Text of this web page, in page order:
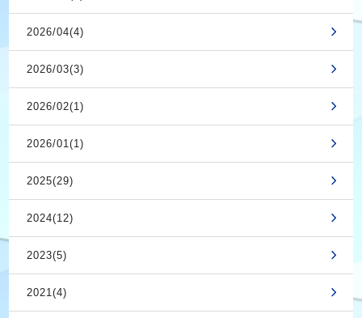
2026/04(4)
2026/03(3)
2026/02(1)
2026/01(1)
2025(29)
2024(12)
2023(5)
2021(4)